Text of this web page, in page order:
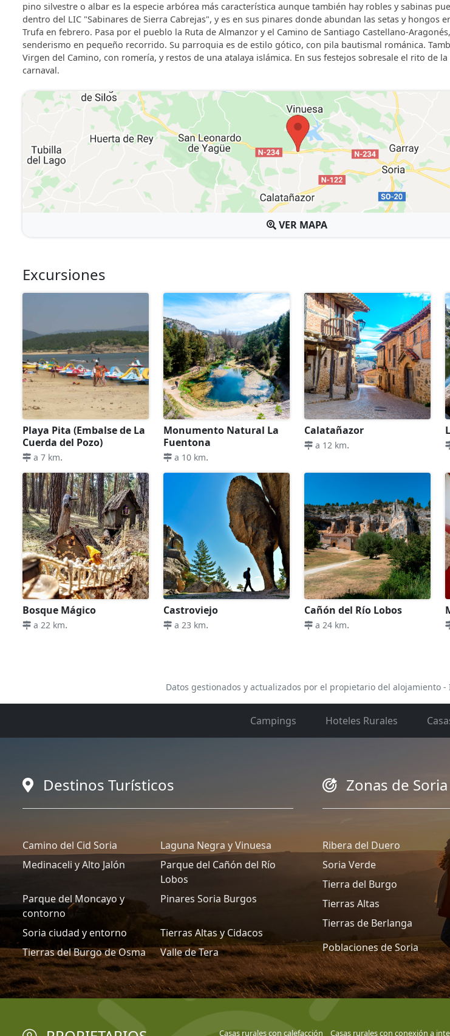
pino silvestre o albar es la especie arbórea más característica aunque también hay robles y sabinas
dentro del LIC "Sabinares de Sierra Cabrejas", y es en sus pinares donde abundan las setas y hongos
Trufa en febrero. Pasa por el pueblo la Ruta de Almanzor y el Camino de Santiago Castellano-
senderismo en pequeño recorrido. Su parroquia es de estilo gótico, con pila bautismal románica.
Virgen del Camino, con romería, y restos de una atalaya islámica. En sus festejos sobresale el rito de
carnaval.
VER MAPA
Excursiones
Playa Pita (Embalse de La
Cuerda del Pozo)
a 7 km.
Monumento Natural La
Fuentona
a 10 km.
Calatañazor
a 12 km.
Bosque Mágico
a 22 km.
Castroviejo
a 23 km.
Cañón del Río Lobos
a 24 km.
Datos gestionados y actualizados por el propietario del alojamiento
Campings Hoteles Rurales
Destinos Turísticos
Camino del Cid Soria
Laguna Negra y Vinuesa
Medinaceli y Alto Jalón
Parque del Cañón del Río
Lobos
Parque del Moncayo y
contorno
Pinares Soria Burgos
Soria ciudad y entorno
Tierras Altas y Cidacos
Tierras del Burgo de Osma
Valle de Tera
Zonas de Soria
Ribera del Duero
Soria Verde
Tierra del Burgo
Tierras Altas
Tierras de Berlanga
Poblaciones de Soria
Casas rurales con calefacción Casas rurales con conexión a